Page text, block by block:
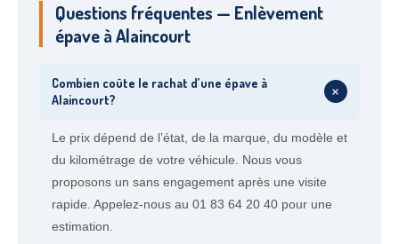
Questions fréquentes — Enlèvement
épave à Alaincourt
Combien coûte le rachat d’une épave à
Alaincourt?
+
Le prix dépend de l’état, de la marque, du modèle et
du kilométrage de votre véhicule. Nous vous
proposons un sans engagement après une visite
rapide. Appelez-nous au 01 83 64 20 40 pour une
estimation.